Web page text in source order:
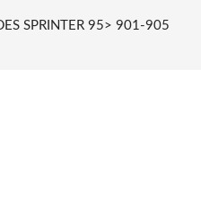
SPRINTER 95> 901-905